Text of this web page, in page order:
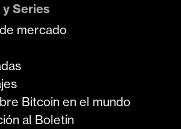
Series
mercado
Bitcoin en el mundo
al Boletín